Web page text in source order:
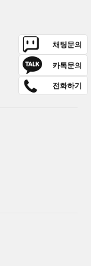
채팅문의
카톡문의
전화하기